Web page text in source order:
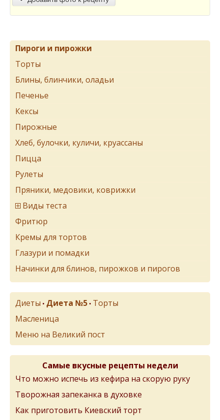
Пироги и пирожки
Торты
Блины, блинчики, оладьи
Печенье
Кексы
Пирожные
Хлеб, булочки, куличи, круассаны
Пицца
Рулеты
Пряники, медовики, коврижки
Виды теста
Фритюр
Кремы для тортов
Глазури и помадки
Начинки для блинов, пирожков и пирогов
Диеты • Диета №5 • Торты
Масленица
Меню на Великий пост
Самые вкусные рецепты недели
Что можно испечь из кефира на скорую руку
Творожная запеканка в духовке
Как приготовить Киевский торт